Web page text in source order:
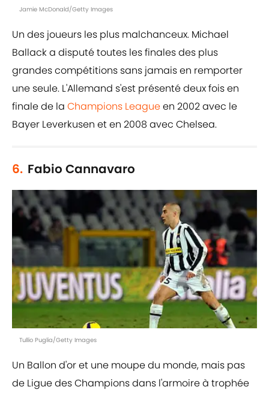
Jamie McDonald/Getty Images
Un des joueurs les plus malchanceux. Michael
Ballack a disputé toutes les finales des plus
grandes compétitions sans jamais en remporter
une seule. L'Allemand s'est présenté deux fois en
finale de la Champions Leagueen 2002 avec le
Bayer Leverkusen et en 2008 avec Chelsea.
6. Fabio Cannavaro
Tullio Puglia/Getty Images
Un Ballon d'or et une moupe du monde, mais pas
de Ligue des Champions dans l'armoire à trophée